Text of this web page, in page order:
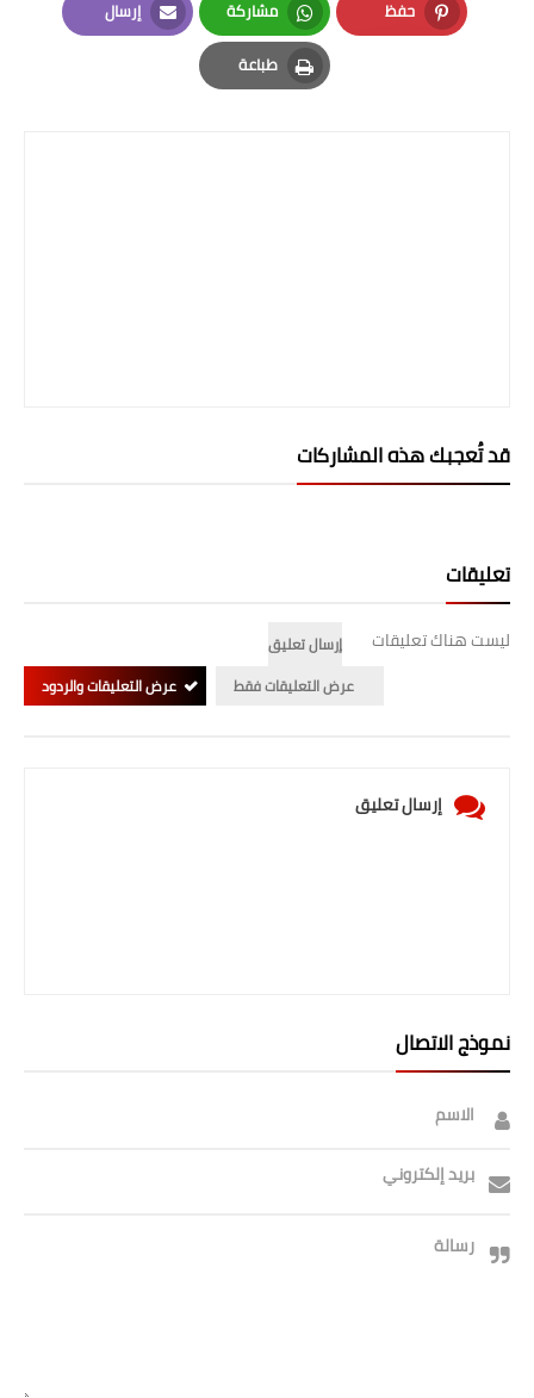
المرحلة الابتدائية
المرحلة المتوسطة
حفظ
Pinterest
مشاركة
Whatsapp
إرسال
Email
طباعة
Print
قد تُعجبك هذه المشاركات
تعليقات
ليست هناك تعليقات
إرسال تعليق
عرض التعليقات فقط
عرض التعليقات والردود
إرسال تعليق
نموذج الاتصال
الاسم
بريد إلكتروني
رسالة